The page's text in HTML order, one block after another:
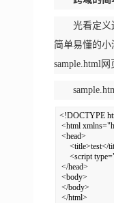
光看定义
简单易懂的小
sample.html网
<!DOCTYPE
<html
<head>
<title>test</
<script
</head>
<body>
</body>
</html>